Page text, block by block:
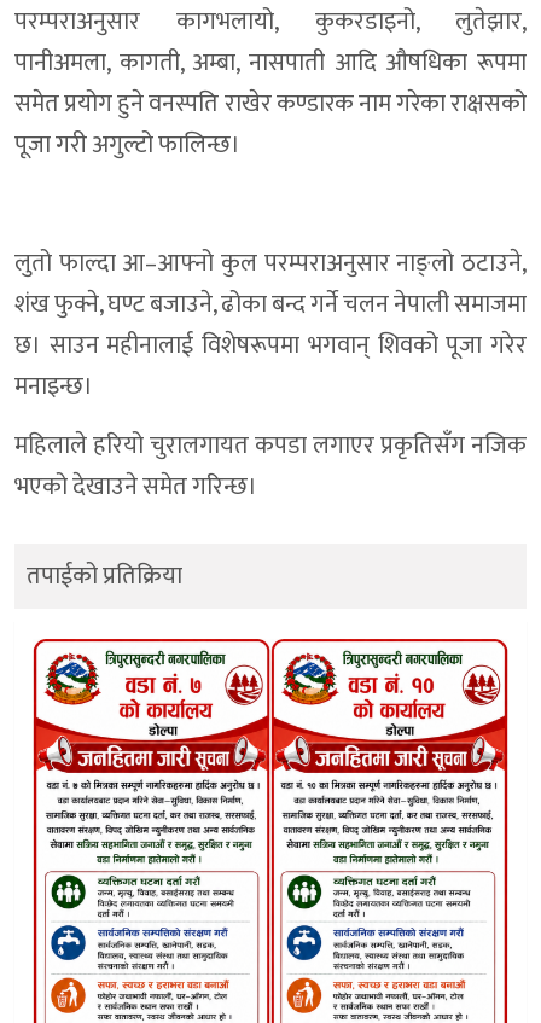
परम्पराअनुसार कागभलायो, कुकरडाइनो, लुतेझार,
पानीअमला, कागती, अम्बा, नासपाती आदि औषधिका रूपमा
समेत प्रयोग हुने वनस्पति राखेर कण्डारक नाम गरेका राक्षसको
पूजा गरी अगुल्टो फालिन्छ।
लुतो फाल्दा आ–आफ्नो कुल परम्पराअनुसार नाङ्लो ठटाउने,
शंख फुक्ने, घण्ट बजाउने, ढोका बन्द गर्ने चलन नेपाली समाजमा
छ। साउन महीनालाई विशेषरूपमा भगवान् शिवको पूजा गरेर
मनाइन्छ।
महिलाले हरियो चुरालगायत कपडा लगाएर प्रकृतिसँग नजिक
भएको देखाउने समेत गरिन्छ।
तपाईको प्रतिक्रिया